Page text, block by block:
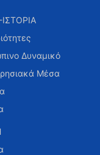
Δυναμικό
Μέσα